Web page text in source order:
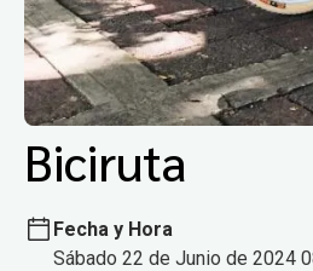
Biciruta
Fecha y Hora
Sábado 22 de Junio de 2024